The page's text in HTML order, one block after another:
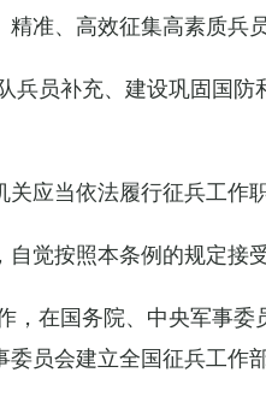
准、高效征集高素质兵员
兵员补充、建设巩固国
应当依法履行征兵工作
觉按照本条例的规定接受
，在国务院、中央军事
员会建立全国征兵工作